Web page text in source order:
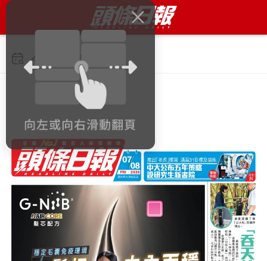
今日 2026年8月7日